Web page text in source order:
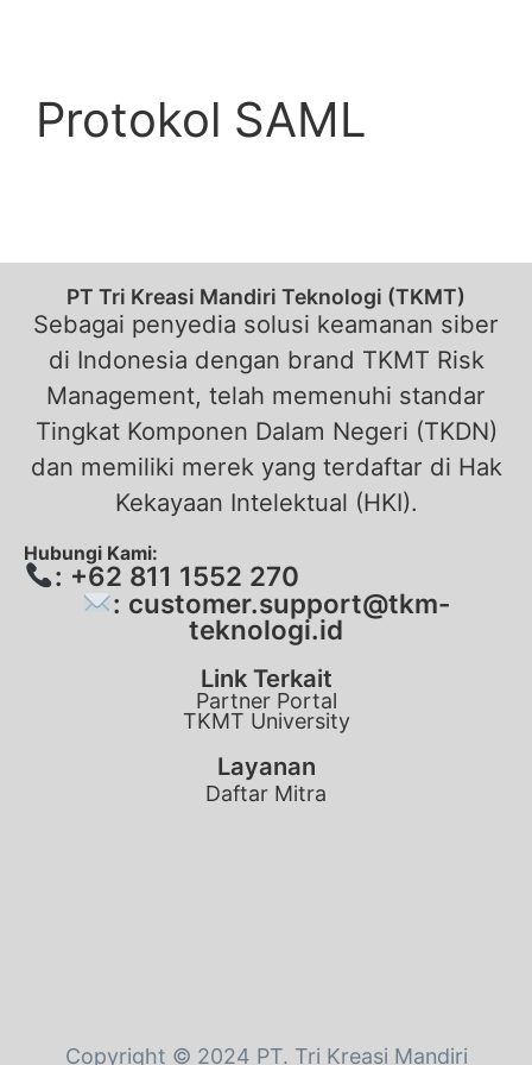
Protokol SAML
PT Tri Kreasi Mandiri Teknologi (TKMT)
Sebagai penyedia solusi keamanan siber
di Indonesia dengan brand TKMT Risk
Management, telah memenuhi standar
Tingkat Komponen Dalam Negeri (TKDN)
dan memiliki merek yang terdaftar di Hak
Kekayaan Intelektual (HKI).
Hubungi Kami:
: +62 811 1552 270
: customer.support@tkm-
teknologi.id
Link Terkait
Partner Portal
TKMT University
Layanan
Daftar Mitra
Copyright © 2024 PT. Tri Kreasi Mandiri